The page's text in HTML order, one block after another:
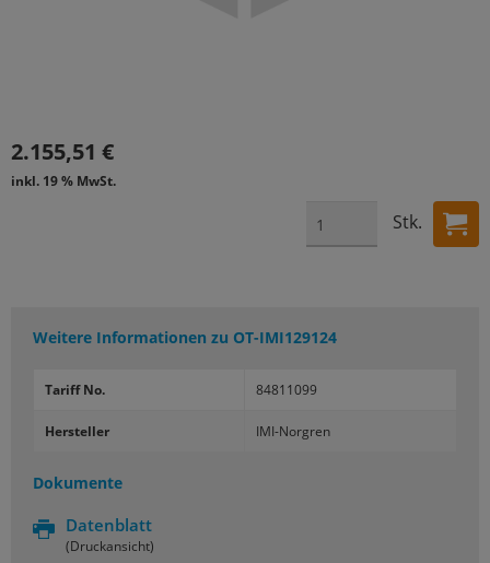
2.155,51 €
inkl. 19 % MwSt.
Stk.
Weitere Informationen zu OT-IMI129124
Tariff No. 84811099
Hersteller IMI-Norgren
Dokumente
Datenblatt
(Druckansicht)